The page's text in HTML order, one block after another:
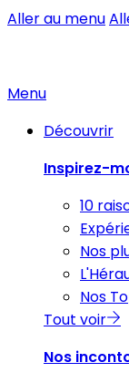
Aller au menu
Menu
Découvrir
Inspirez-
10
Nos
Nos
Tout voir
Nos